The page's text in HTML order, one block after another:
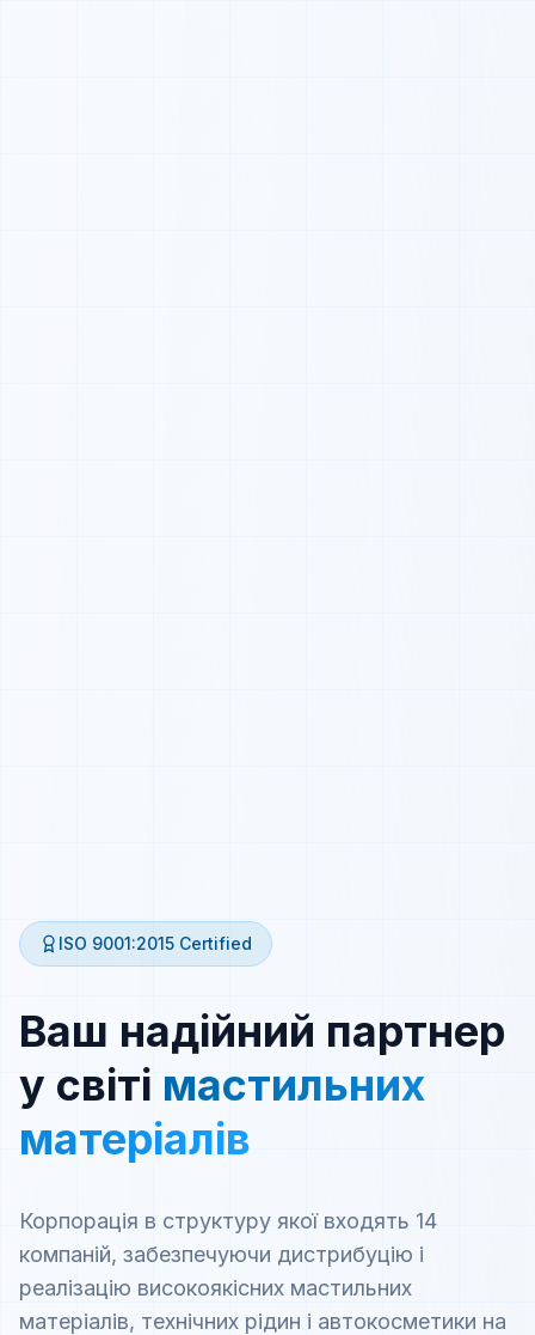
ISO 9001:2015 Certified
Ваш надійний партнер
у світі мастильних
матеріалів
Корпорація в структуру якої входять 14
компаній, забезпечуючи дистрибуцію і
реалізацію високоякісних мастильних
матеріалів, технічних рідин і автокосметики на